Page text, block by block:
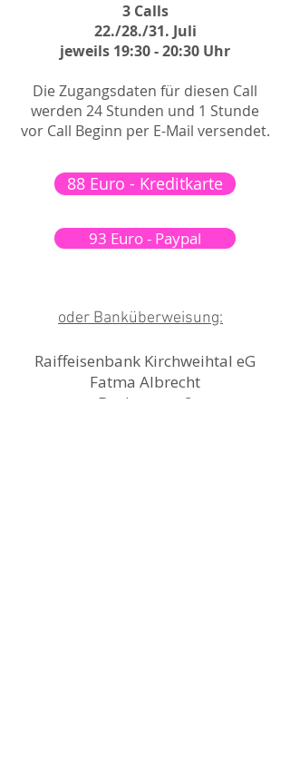
3 Calls
22./28./31. Juli
jeweils 19:30 - 20:30 Uhr
Die Zugangsdaten für diesen Call
werden 24 Stunden und 1 Stunde
vor Call Beginn per E-Mail versendet.
88 Euro - Kreditkarte
93 Euro - Paypal
oder Banküberweisung:
Raiffeisenbank Kirchweihtal eG
Fatma Albrecht
Buchenweg 9